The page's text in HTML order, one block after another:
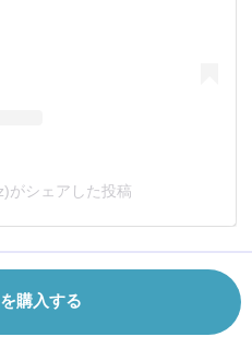
がシェアした投稿
購入する